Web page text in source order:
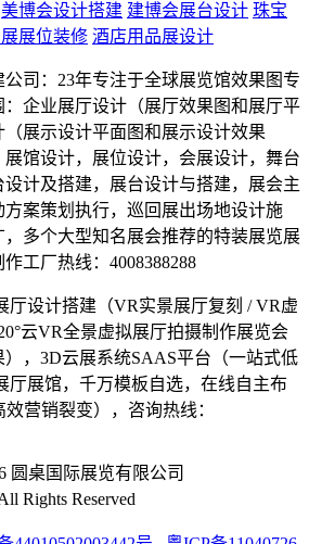
美博会设计搭建 建博会展台设计 珠宝
展位装修 酒店用品展设计
司：23年专注于全球展览馆效果图专
企业展厅设计（展厅效果图和展厅平
展示设计平面图和展示设计效果
展馆设计，展位设计，会展设计，舞台
计及搭建，展台设计与搭建，展会主
案策划执行，巡回展出场地设计施
多个大型知名展会推荐的特装展览展
工厂热线：4008388288
厅设计搭建（VR实景展厅复刻 / VR虚
云VR全景虚拟展厅拍摄制作展览会
，3D云展系统SAAS平台（一站式低
厅展馆，千万模板自选，在线自主布
营销裂变），咨询热线：
圆桌国际展览有限公司
Rights Reserved